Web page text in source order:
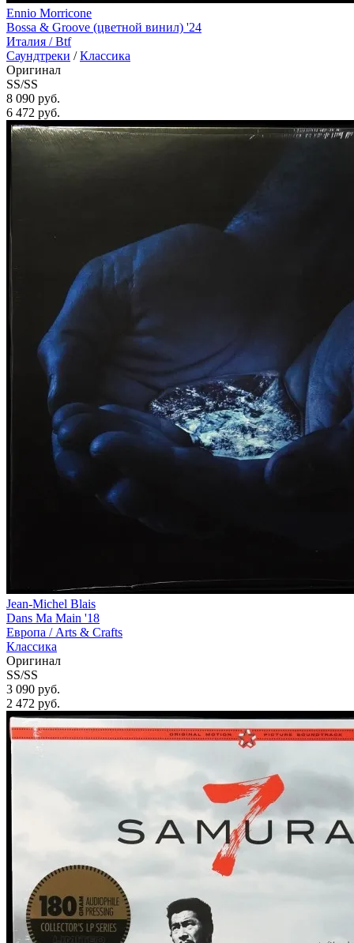
Ennio Morricone
Bossa & Groove (цветной винил) '24
Италия /Btf
Саундтреки /Классика
Оригинал
SS/SS
8 090 руб.
6 472 руб.
Jean-Michel Blais
Dans Ma Main '18
Европа / Arts & Crafts
Классика
Оригинал
SS/SS
3 090 руб.
2 472 руб.